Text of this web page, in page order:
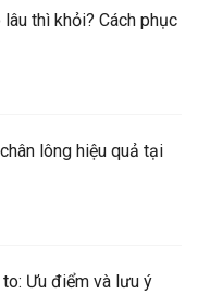
thì khỏi? Cách phục
lông hiệu quả tại
Ưu điểm và lưu ý